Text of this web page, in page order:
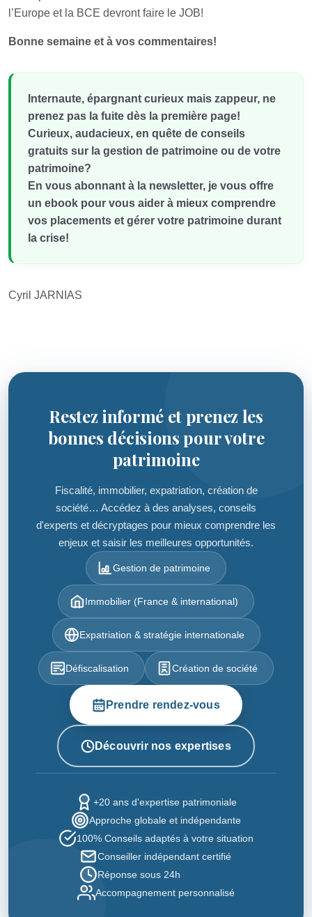
l’Europe et la BCE devront faire le JOB!
Bonne semaine et à vos commentaires!
Internaute, épargnant curieux mais zappeur, ne
prenez pas la fuite dès la première page!
Curieux, audacieux, en quête de conseils
gratuits sur la gestion de patrimoine ou de votre
patrimoine?
En vous abonnant à la newsletter, je vous offre
un ebook pour vous aider à mieux comprendre
vos placements et gérer votre patrimoine durant
la crise!
Cyril JARNIAS
Restez informé et prenez les
bonnes décisions pour votre
patrimoine
Fiscalité, immobilier, expatriation, création de
société… Accédez à des analyses, conseils
d'experts et décryptages pour mieux comprendre les
enjeux et saisir les meilleures opportunités.
Gestion de patrimoine
Immobilier (France & international)
Expatriation & stratégie internationale
Défiscalisation Création de société
Prendre rendez-vous
Découvrir nos expertises
+20 ans d'expertise patrimoniale
Approche globale et indépendante
100% Conseils adaptés à votre situation
Conseiller indépendant certifié
Réponse sous 24h
Accompagnement personnalisé